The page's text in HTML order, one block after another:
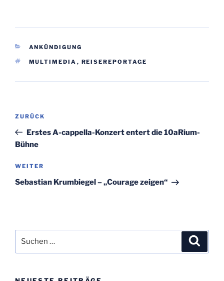
KATEGORIEN
ANKÜNDIGUNG
SCHLAGWÖRTER
MULTIMEDIA , REISEREPORTAGE
Beitragsnavigation
Vorheriger
Beitrag
ZURÜCK
Erstes A-cappella-Konzert entert die 10aRium-
Bühne
Nächster
Beitrag
WEITER
Sebastian Krumbiegel – „Courage zeigen“
nach: